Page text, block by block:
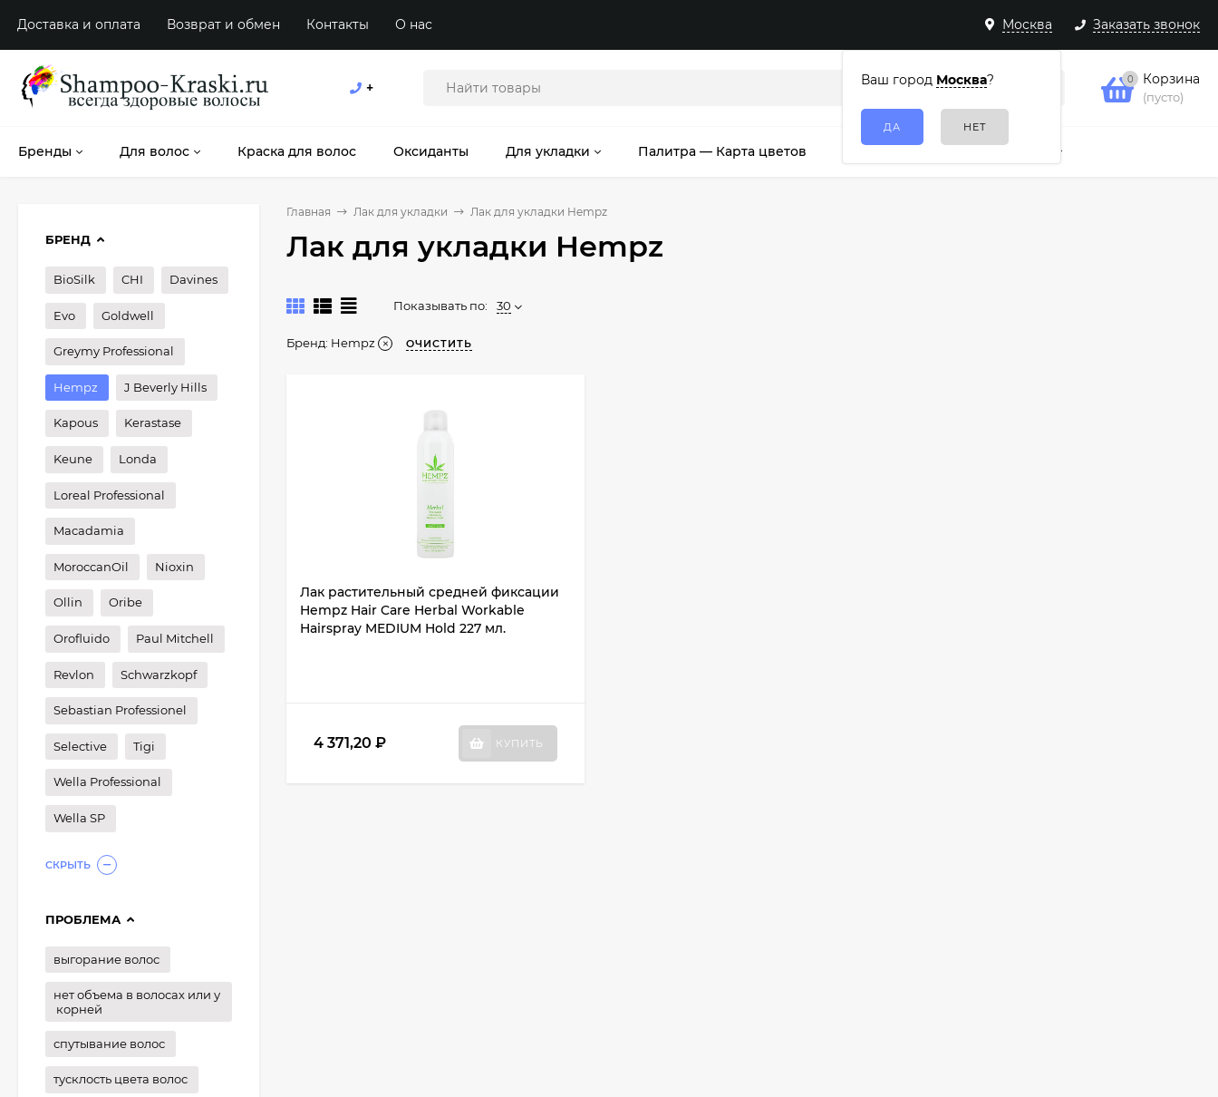
Москва
Ваш город Москва?
Заказать звонок
Доставка и оплата Возврат и обмен Контакты О нас
+
0 Корзина
(пусто)
Бренды Для волос Краска для волос Оксиданты Для укладки Палитра — Карта цветов
Главная Лак для укладки Лак для укладки Hempz
Лак для укладки Hempz
Показывать по: 30
Бренд: Hempz ОЧИСТИТЬ
Лак растительный средней фиксации
Hempz Hair Care Herbal Workable
Hairspray MEDIUM Hold 227 мл.
4 371,20 ₽ КУПИТЬ
БРЕНД
BioSilk CHI Davines
Evo Goldwell
Greymy Professional
Hempz J Beverly Hills
Kapous Kerastase
Keune Londa
Loreal Professional
Macadamia
MoroccanOil Nioxin
Ollin Oribe
Orofluido Paul Mitchell
Revlon Schwarzkopf
Sebastian Professionel
Selective Tigi
Wella Professional
Wella SP
СКРЫТЬ
ПРОБЛЕМА
выгорание волос
нет объема в волосах или у
корней
спутывание волос
тусклость цвета волос